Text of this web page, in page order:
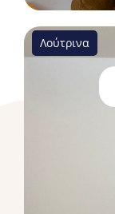
Λούτρινα